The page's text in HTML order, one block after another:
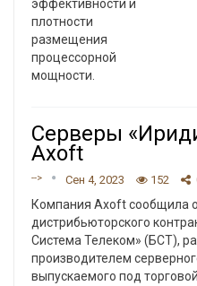
эффективности и
плотности
размещения
процессорной
мощности.
Серверы
Axoft
--> Сен 4, 2023 152
Компания Axoft сообщила
дистрибьюторского
Система Телеком» (БСТ),
производителем
выпускаемого под